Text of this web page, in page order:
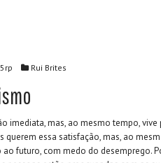
Rui Brites
imediata, mas, ao mesmo tempo,
querem essa satisfação, mas, ao
futuro, com medo do desemprego.